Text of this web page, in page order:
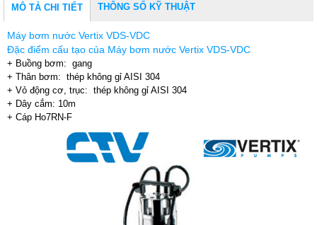
MÔ TẢ CHI TIẾT THÔNG SỐ KỸ THUẬT
Máy bơm nước Vertix VDS-VDC
Đặc điểm cấu tạo của Máy bơm nước Vertix VDS-VDC
+ Buồng bơm: gang
+ Thân bơm: thép không gỉ AISI 304
+ Vỏ động cơ, trục: thép không gỉ AISI 304
+ Dây cắm: 10m
+ Cáp Ho7RN-F